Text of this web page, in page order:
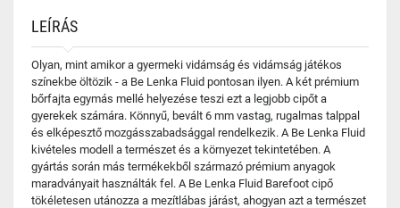
LEÍRÁS
Olyan, mint amikor a gyermeki vidámság és vidámság játékos
színekbe öltözik - a Be Lenka Fluid pontosan ilyen. A két prémium
bőrfajta egymás mellé helyezése teszi ezt a legjobb cipőt a
gyerekek számára. Könnyű, bevált 6 mm vastag, rugalmas talppal
és elképesztő mozgásszabadsággal rendelkezik. A Be Lenka Fluid
kivételes modell a természet és a környezet tekintetében. A
gyártás során más termékekből származó prémium anyagok
maradványait használták fel. A Be Lenka Fluid Barefoot cipő
tökéletesen utánozza a mezítlábas járást, ahogyan azt a természet